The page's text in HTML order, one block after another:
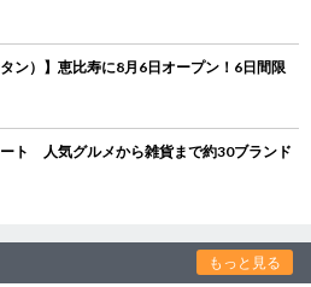
ン）】恵比寿に8月6日オープン！6日間限
ト 人気グルメから雑貨まで約30ブランド
もっと見る